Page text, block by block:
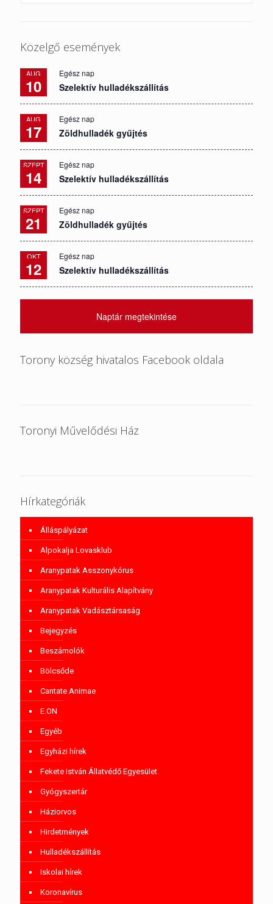
Közelgő események
AUG
10
Egész nap
Szelektív hulladékszállítás
AUG
17
Egész nap
Zöldhulladék gyűjtés
SZEPT
14
Egész nap
Szelektív hulladékszállítás
SZEPT
21
Egész nap
Zöldhulladék gyűjtés
OKT
12
Egész nap
Szelektív hulladékszállítás
Naptár megtekintése
Torony község hivatalos Facebook oldala
Toronyi Művelődési Ház
Hírkategóriák
Álláspályázat
Alpokalja Lovasklub
Aranypatak Asszonykórus
Aranypatak Kulturális Alapítvány
Aranypatak Vadásztársaság
Bejegyzés
Beszámolók
Bölcsőde
Cantate Animae
E.ON
Egyéb
Egyházi hírek
Fekete István Állatvédő Egyesület
Gyógyszertár
Háziorvos
Hirdetmények
Hulladékszállítás
Iskolai hírek
Koronavírus